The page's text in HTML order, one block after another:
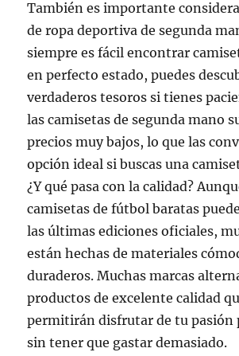
También es importante
de ropa deportiva de segunda
siempre es fácil encontrar
en perfecto estado, puedes
verdaderos tesoros si tienes
las camisetas de segunda mano
precios muy bajos, lo que las
opción ideal si buscas una
¿Y qué pasa con la calidad?
camisetas de fútbol baratas
las últimas ediciones oficiales,
están hechas de materiales
duraderos. Muchas marcas
productos de excelente calidad
permitirán disfrutar de tu pasión
sin tener que gastar demasiado.